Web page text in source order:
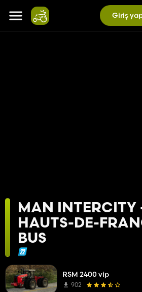
Giriş
MAN INTERCITY
HAUTS-DE-
BUS
RSM 2400 vip
902